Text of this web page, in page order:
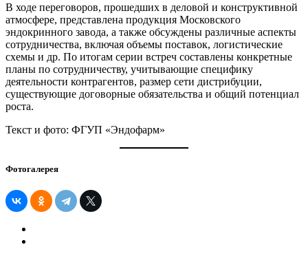
В ходе переговоров, прошедших в деловой и конструктивной
атмосфере, представлена продукция Московского
эндокринного завода, а также обсуждены различные аспекты
сотрудничества, включая объемы поставок, логистические
схемы и др. По итогам серии встреч составлены конкретные
планы по сотрудничеству, учитывающие специфику
деятельности контрагентов, размер сети дистрибуции,
существующие договорные обязательства и общий потенциал
роста.
Текст и фото: ФГУП «Эндофарм»
Фотогалерея